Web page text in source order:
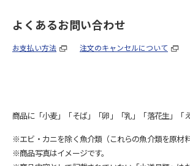
よくあるお問い合わせ
お支払い方法 注文のキャンセルについて
商品に「小麦」「そば」「卵」「乳」「落花生」「
※エビ・カニを除く魚介類（これらの魚介類を原材
※商品写真はイメージです。